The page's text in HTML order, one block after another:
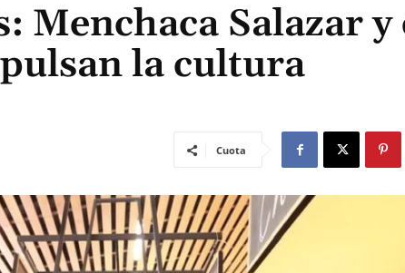
Menchaca Salazar y
la cultura
Cuota